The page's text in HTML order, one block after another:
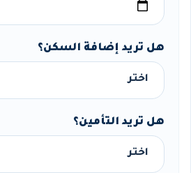
هل تريد إضافة السكن؟
هل تريد التأمين؟